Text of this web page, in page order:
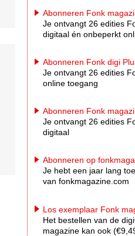
Abonneren Fonk
Je ontvangt 26 edities
digitaal én onbeperkt
Abonneren Fonk digi
Je ontvangt 26 edities
online toegang
Abonneren Fonk
Je ontvangt 26 edities
digitaal
Abonneren op
Je hebt een jaar lang
van fonkmagazine.com
Los exemplaar Fonk
Het bestellen van de
magazine kan ook